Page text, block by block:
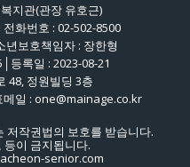
지관(관장 유호근)
화번호 : 02-502-8500
년보호책임자 : 장한형
등록일 : 2023-08-21
48, 정원빌딩 3층
메일 : one@mainage.co.kr
저작권법의 보호를 받습니다.
등이 금지됩니다.
senior.com